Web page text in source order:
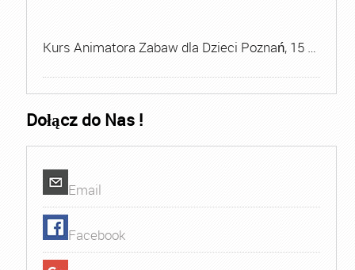
Kurs Animatora Zabaw dla Dzieci Poznań, 15 …
Dołącz do Nas !
Email
Facebook